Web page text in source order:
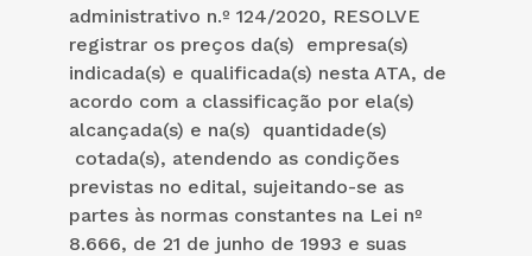
administrativo n.º 124/2020, RESOLVE
registrar os preços da(s) empresa(s)
indicada(s) e qualificada(s) nesta ATA, de
acordo com a classificação por ela(s)
alcançada(s) e na(s) quantidade(s)
cotada(s), atendendo as condições
previstas no edital, sujeitando-se as
partes às normas constantes na Lei nº
8.666, de 21 de junho de 1993 e suas